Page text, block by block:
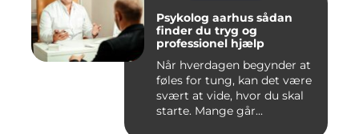
Psykolog aarhus sådan
finder du tryg og
professionel hjælp
Når hverdagen begynder at
føles for tung, kan det være
svært at vide, hvor du skal
starte. Mange går...